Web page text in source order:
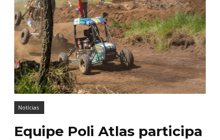
Notícias
Equipe Poli Atlas participa